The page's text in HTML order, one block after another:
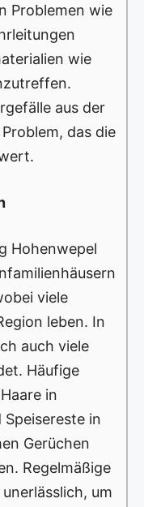
Problemen wie
wie
aus der
das die
Hohenwepel
viele
leben. In
auch viele
Häufige
in
in
Gerüchen
Regelmäßige
um